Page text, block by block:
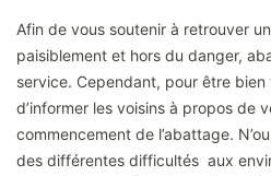
Afin de vous soutenir à retrouver
paisiblement et hors du danger,
service. Cependant, pour être bien
d’informer les voisins à propos de
commencement de l’abattage.
des différentes difficultés aux